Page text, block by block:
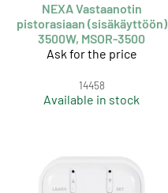
NEXA Vastaanotin
pistorasiaan (sisäkäyttöön)
3500W, MSOR-3500
Ask for the price
14458
Available in stock